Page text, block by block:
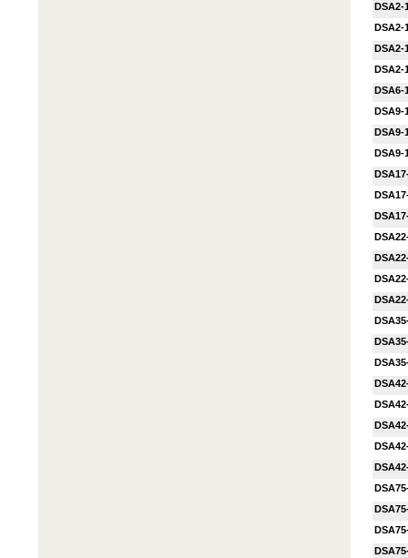
DSA2-
DSA2-
DSA2-
DSA2-
DSA6-
DSA9-
DSA9-
DSA9-